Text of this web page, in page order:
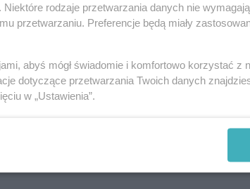
. Niektóre rodzaje przetwarzania danych nie
przetwarzaniu. Preferencje będą miały
abyś mógł świadomie i komfortowo korzystać z
dotyczące przetwarzania Twoich danych
w „Ustawienia”.